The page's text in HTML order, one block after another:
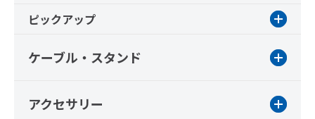
ピックアップ
ケーブル・スタンド
アクセサリー